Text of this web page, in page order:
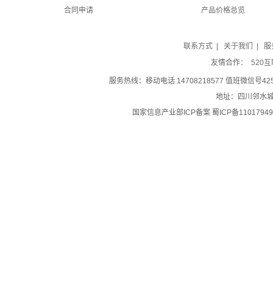
合同申请 产品价格总览
联系方式 关于我们
服
友情合作：
520互
服务热线：移动电话 14708218577 值班微信
地址：四川邻水
国家信息产业部ICP备案 蜀ICP备